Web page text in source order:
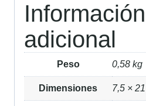
Información
adicional
Peso 0,58 kg
Dimensiones 7,5 ×